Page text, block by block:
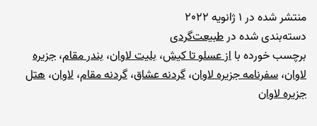
منتشر شده در 1 ژانویه 2022
دسته‌بندی شده در طبیعت‌گردی
برچسب خورده با از عسلو تا کیش، بلیت لاوان، بندر مقام، جزیره
لاوان، سفرنامه جزیره لاوان، گردنه عشاق، گردنه مقام، لاوان، هتل
جزیره لاوان